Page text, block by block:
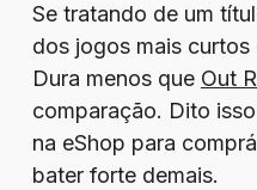
Se tratando de um
dos jogos mais
Dura menos que Out
comparação. Dito
na eShop para
bater forte demais.